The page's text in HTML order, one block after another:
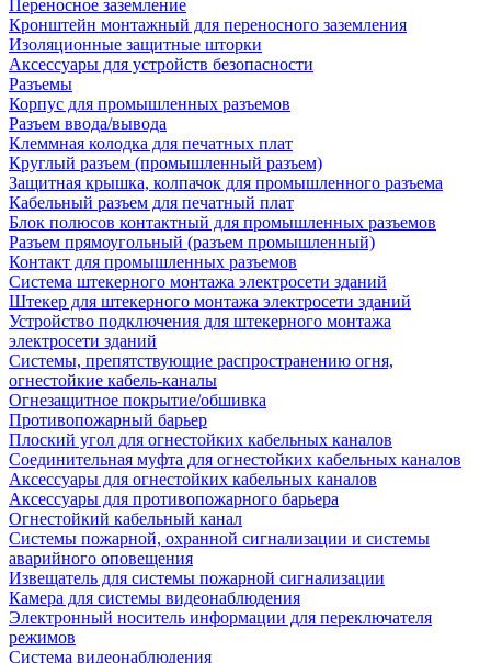
Переносное заземление
Кронштейн монтажный для переносного заземления
Изоляционные защитные шторки
Аксессуары для устройств безопасности
Разъемы
Корпус для промышленных разъемов
Разъем ввода/вывода
Клеммная колодка для печатных плат
Круглый разъем (промышленный разъем)
Защитная крышка, колпачок для промышленного разъема
Кабельный разъем для печатный плат
Блок полюсов контактный для промышленных разъемов
Разъем прямоугольный (разъем промышленный)
Контакт для промышленных разъемов
Система штекерного монтажа электросети зданий
Штекер для штекерного монтажа электросети зданий
Устройство подключения для штекерного монтажа
электросети зданий
Системы, препятствующие распространению огня,
огнестойкие кабель-каналы
Огнезащитное покрытие/обшивка
Противопожарный барьер
Плоский угол для огнестойких кабельных каналов
Соединительная муфта для огнестойких кабельных каналов
Аксессуары для огнестойких кабельных каналов
Аксессуары для противопожарного барьера
Огнестойкий кабельный канал
Системы пожарной, охранной сигнализации и системы
аварийного оповещения
Извещатель для системы пожарной сигнализации
Камера для системы видеонаблюдения
Электронный носитель информации для переключателя
режимов
Система видеонаблюдения